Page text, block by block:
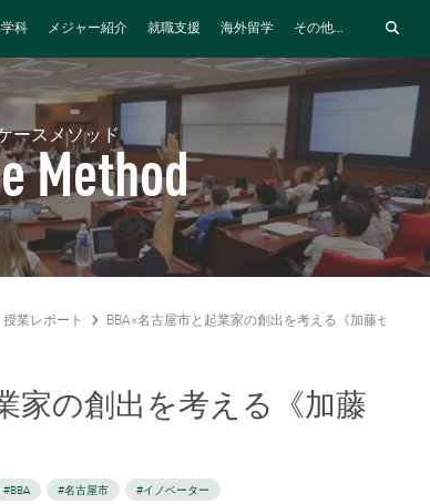
科 メジャー紹介 就職支援 海外留学 その他...
ースメソッド
Method
授業レポート BBA×名古屋市と起業家の創出を考える《加藤セミナ
家の創出を考える《加藤
#BBA #名古屋市 #イノベーター